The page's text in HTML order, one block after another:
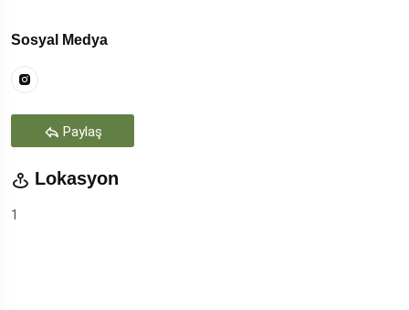
Sosyal Medya
Paylaş
Lokasyon
1